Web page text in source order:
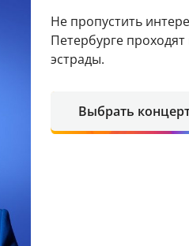
Не пропустить
Петербурге
эстрады.
Выбрать